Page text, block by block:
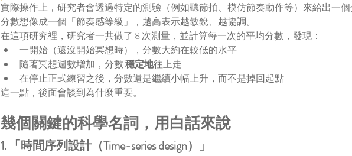
實際操作上，研究者會透過特定的測驗（例如聽節拍、模仿節奏動作等）來給出一
分數想像成一個「節奏感等級」，越高表示越敏銳、越協調。
在這項研究裡，研究者一共做了 8 次測量，並計算每一次的平均分數，發現：
一開始（還沒開始冥想時），分數大約在較低的水平
隨著冥想週數增加，分數 穩定地往上走
在停止正式練習之後，分數還是繼續小幅上升，而不是掉回起點
這一點，後面會談到為什麼重要。
幾個關鍵的科學名詞，用白話來說
1. 「時間序列設計（Time-series design）」